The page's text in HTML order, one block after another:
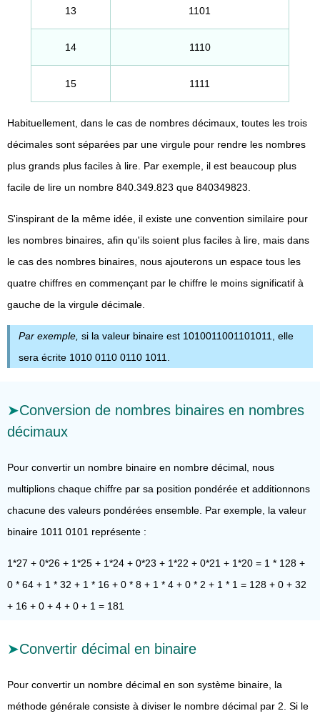
13 1101
14 1110
15 1111
Habituellement, dans le cas de nombres décimaux, toutes les trois
décimales sont séparées par une virgule pour rendre les nombres
plus grands plus faciles à lire. Par exemple, il est beaucoup plus
facile de lire un nombre 840.349.823 que 840349823.
S'inspirant de la même idée, il existe une convention similaire pour
les nombres binaires, afin qu'ils soient plus faciles à lire, mais dans
le cas des nombres binaires, nous ajouterons un espace tous les
quatre chiffres en commençant par le chiffre le moins significatif à
gauche de la virgule décimale.
Par exemple, si la valeur binaire est 1010011001101011, elle
sera écrite 1010 0110 0110 1011.
Conversion de nombres binaires en nombres
décimaux
Pour convertir un nombre binaire en nombre décimal, nous
multiplions chaque chiffre par sa position pondérée et additionnons
chacune des valeurs pondérées ensemble. Par exemple, la valeur
binaire 1011 0101 représente :
1*27 + 0*26 + 1*25 + 1*24 + 0*23 + 1*22 + 0*21 + 1*20 = 1 * 128 +
0 * 64 + 1 * 32 + 1 * 16 + 0 * 8 + 1 * 4 + 0 * 2 + 1 * 1 = 128 + 0 + 32
+ 16 + 0 + 4 + 0 + 1 = 181
Convertir décimal en binaire
Pour convertir un nombre décimal en son système binaire, la
méthode générale consiste à diviser le nombre décimal par 2. Si le